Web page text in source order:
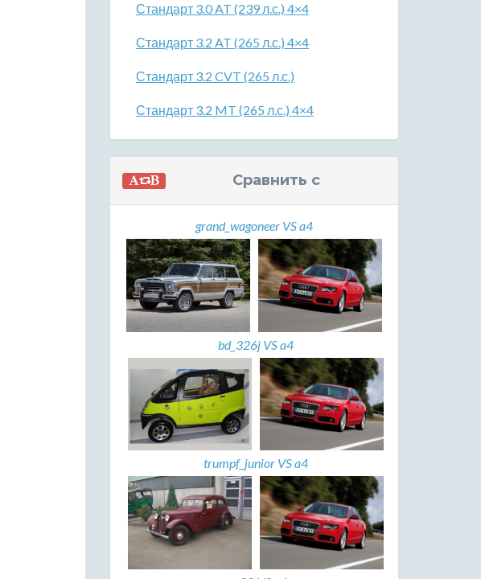
Стандарт 3.0 AT (239 л.с.) 4×4
Стандарт 3.2 AT (265 л.с.) 4×4
Стандарт 3.2 CVT (265 л.с.)
Стандарт 3.2 MT (265 л.с.) 4×4
Сравнить с
grand_wagoneer VS a4
bd_326j VS a4
trumpf_junior VS a4